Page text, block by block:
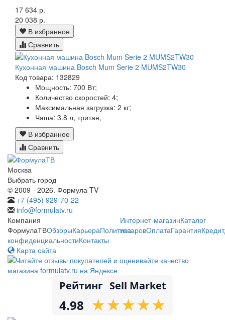
17 634 р.
20 038 р.
В избранное
Сравнить
Кухонная машина Bosch Mum Serie 2 MUMS2TW30
Код товара: 132829
Мощность: 700 Вт;
Количество скоростей: 4;
Максимальная загрузка: 2 кг;
Чаша: 3.8 л, тритан,
В избранное
Сравнить
Москва
Выбрать город
© 2009 - 2026. Формула TV
+7 (495) 929-70-22
info@formulatv.ru
Компания
ФормулаТВОбзорыКарьераПолитика
конфиденциальностиКонтакты
Интернет-магазинКаталог
товаровОплатаГарантияКредит
Карта сайта
Рейтинг Sell Market
4.98 ★
★★
★★
★★
★★
★